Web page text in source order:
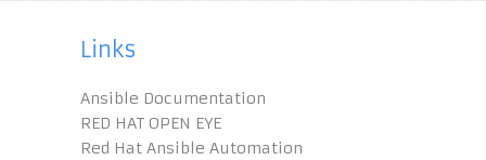
Links
Ansible Documentation
RED HAT OPEN EYE
Red Hat Ansible Automation